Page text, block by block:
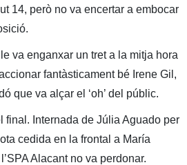
14, però no va encertar a embocar
va enganxar un tret a la mitja hora
fantàsticament bé Irene Gil,
que va alçar el ‘oh’ del públic.
final. Internada de Júlia Aguado per
cedida en la frontal a María
Alacant no va perdonar.